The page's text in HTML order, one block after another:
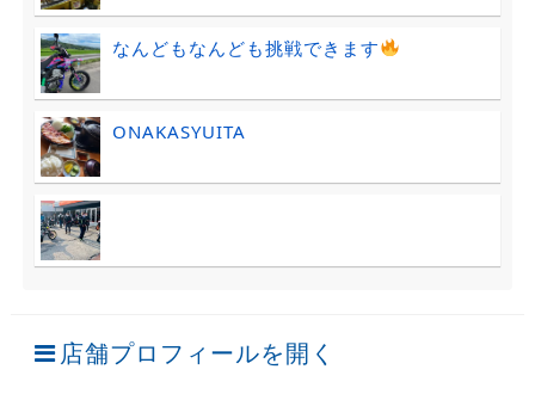
なんどもなんども挑戦できます
ONAKASYUITA
店舗プロフィールを開く